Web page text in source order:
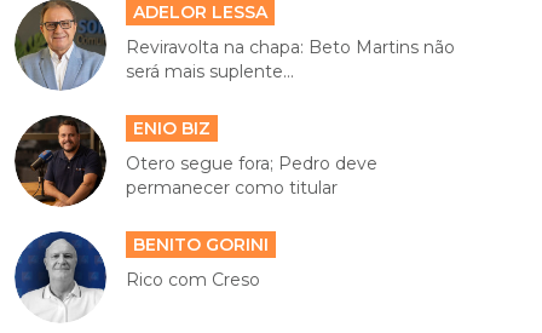
ADELOR LESSA
Reviravolta na chapa: Beto Martins não
será mais suplente...
ENIO BIZ
Otero segue fora; Pedro deve
permanecer como titular
BENITO GORINI
Rico com Creso